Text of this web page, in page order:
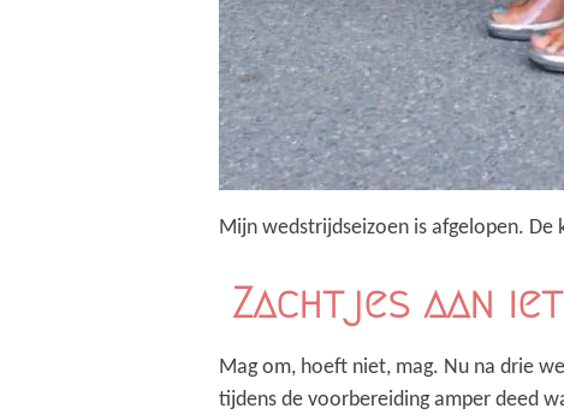
Mijn wedstrijdseizoen is afgelopen. De
Zachtjes aan
Mag om, hoeft niet, mag. Nu na drie
tijdens de voorbereiding amper deed